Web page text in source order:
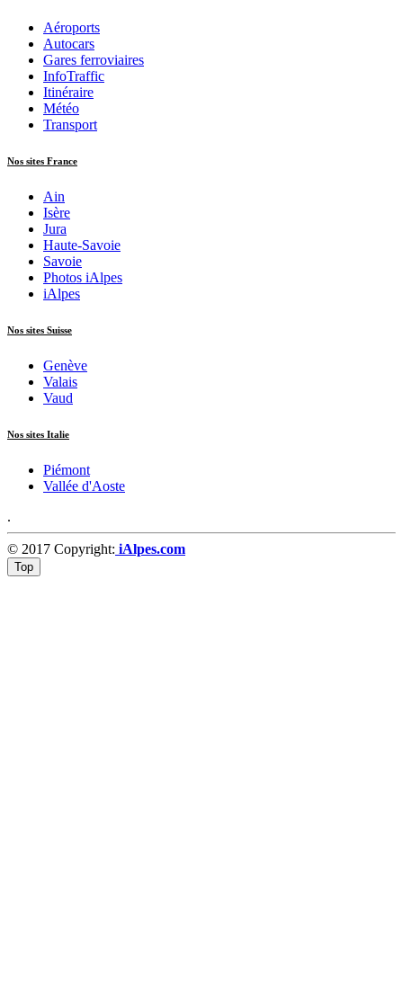
Aéroports
Autocars
Gares ferroviaires
InfoTraffic
Itinéraire
Météo
Transport
Nos sites France
Ain
Isère
Jura
Haute-Savoie
Savoie
Photos iAlpes
iAlpes
Nos sites Suisse
Genève
Valais
Vaud
Nos sites Italie
Piémont
Vallée d'Aoste
.
© 2017 Copyright: iAlpes.com
Top